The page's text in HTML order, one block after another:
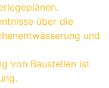
über die
und
von Baustellen ist